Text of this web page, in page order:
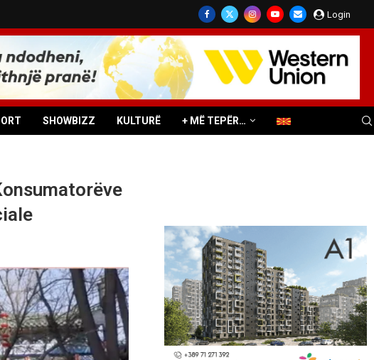
Login
SHOWBIZZ KULTURË + MË TEPËR…